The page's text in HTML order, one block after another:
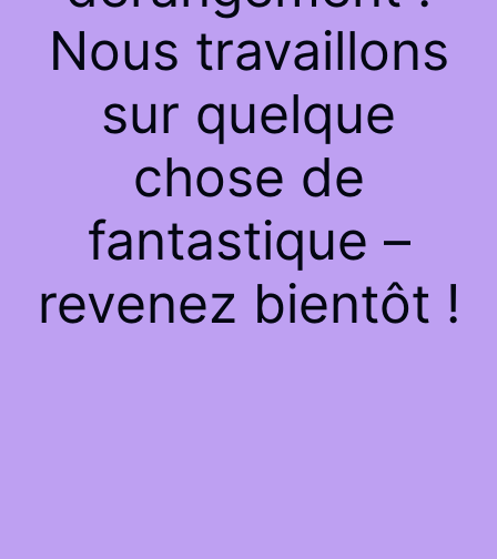
Nous travaillons
sur quelque
chose de
fantastique –
revenez bientôt !